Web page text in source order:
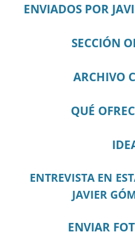
ENVIADOS POR
SECCIÓN
ARCHIVO
QUÉ
ENTREVISTA EN
JAVIER
ENVIAR